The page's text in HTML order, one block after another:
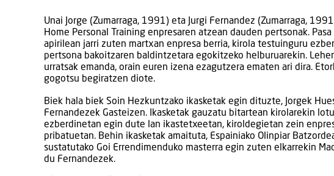
Unai Jorge (Zumarraga, 1991) eta Jurgi Fernandez (Zumarraga,
Home Personal Training enpresaren atzean dauden pertsonak. Pasa
apirilean jarri zuten martxan enpresa berria, kirola testuinguru
pertsona bakoitzaren baldintzetara egokitzeko helburuarekin.
urratsak emanda, orain euren izena ezagutzera ematen ari dira.
gogotsu begiratzen diote.
Biek hala biek Soin Hezkuntzako ikasketak egin dituzte, Jorgek
Fernandezek Gasteizen. Ikasketak gauzatu bitartean kirolarekin
ezberdinetan egin dute lan ikastetxeetan, kiroldegietan zein
pribatuetan. Behin ikasketak amaituta, Espainiako Olinpiar
sustatutako Goi Errendimenduko masterra egin zuten elkarrekin
du Fernandezek.